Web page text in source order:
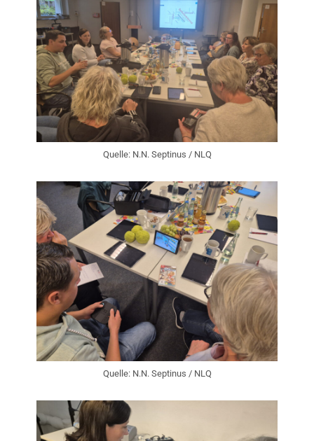
Quelle: N.N. Septinus / NLQ
Quelle: N.N. Septinus / NLQ